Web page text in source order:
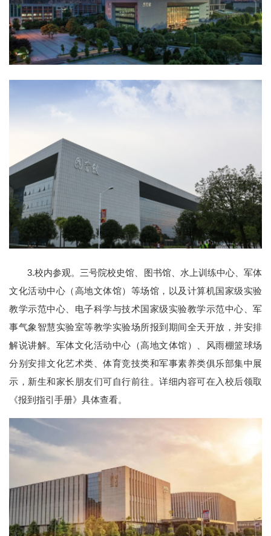
3.校内参观。三号院校史馆、图书馆、水上训练中心、军体
文化活动中心（高地文体馆）等场馆，以及计算机国家级实验
教学示范中心、电子科学与技术国家级实验教学示范中心、军
事气象智慧实验室等教学实验场所报到期间全天开放，并安排
解说讲解。军体文化活动中心（高地文体馆）、风雨棚篮球场
分别安排文化艺术类、体育竞技类和军事素养类俱乐部集中展
示，新生和家长朋友们可自行前往。详细内容可在入校后领取
《报到指引手册》具体查看。